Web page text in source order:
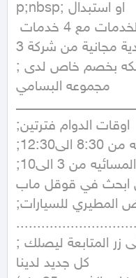
p;nbsp; او استبدال
هدية مجانية من شركة 3M
;شحن لجميع مناطق المملكه بخصم خاص لدى
مجموعه البسامي
;اوقات الدوام فترتين
;فتره صباحيه من 8:30 الى12:30
;الفتره المسائيه من 3 الى10
ابحث في قوقل ماب
;معرض المطيري للسيارات
;تابع كل ماهو جديد بالضغط على زر المتابعة ليصلك
كل جديد لدينا